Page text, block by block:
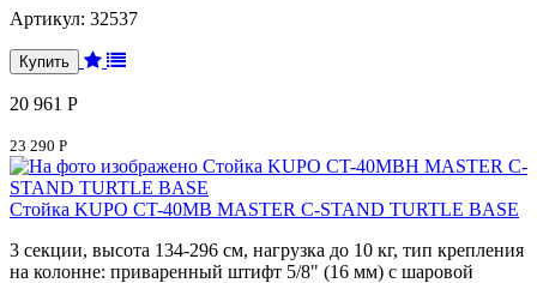
Артикул: 32537
20 961 Р
23 290 Р
Стойка KUPO CT-40MB MASTER C-STAND TURTLE BASE
3 секции, высота 134-296 см, нагрузка до 10 кг, тип крепления
на колонне: приваренный штифт 5/8" (16 мм) с шаровой